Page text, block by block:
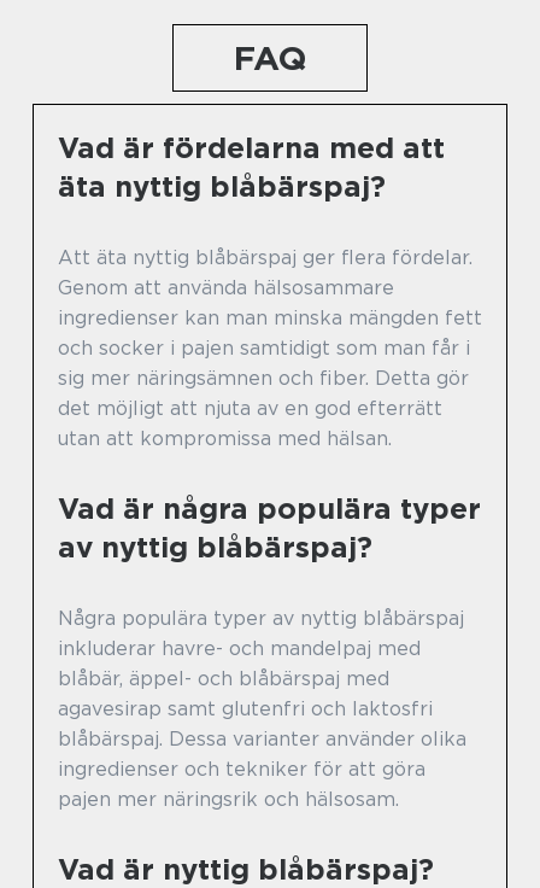
FAQ
Vad är fördelarna med att
äta nyttig blåbärspaj?
Att äta nyttig blåbärspaj ger flera fördelar.
Genom att använda hälsosammare
ingredienser kan man minska mängden fett
och socker i pajen samtidigt som man får i
sig mer näringsämnen och fiber. Detta gör
det möjligt att njuta av en god efterrätt
utan att kompromissa med hälsan.
Vad är några populära typer
av nyttig blåbärspaj?
Några populära typer av nyttig blåbärspaj
inkluderar havre- och mandelpaj med
blåbär, äppel- och blåbärspaj med
agavesirap samt glutenfri och laktosfri
blåbärspaj. Dessa varianter använder olika
ingredienser och tekniker för att göra
pajen mer näringsrik och hälsosam.
Vad är nyttig blåbärspaj?